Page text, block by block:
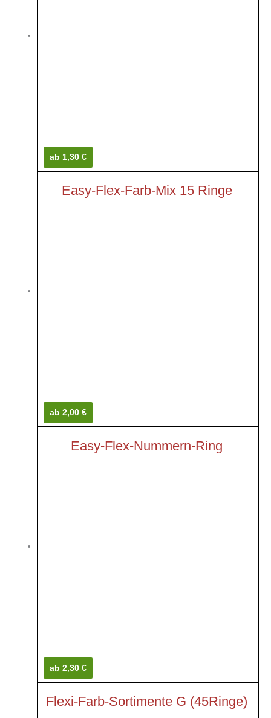
ab 1,30 €
Easy-Flex-Farb-Mix 15 Ringe
ab 2,00 €
Easy-Flex-Nummern-Ring
ab 2,30 €
Flexi-Farb-Sortimente G (45Ringe)